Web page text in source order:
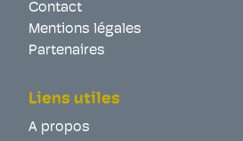
Contact
Mentions légales
Partenaires
Liens utiles
A propos